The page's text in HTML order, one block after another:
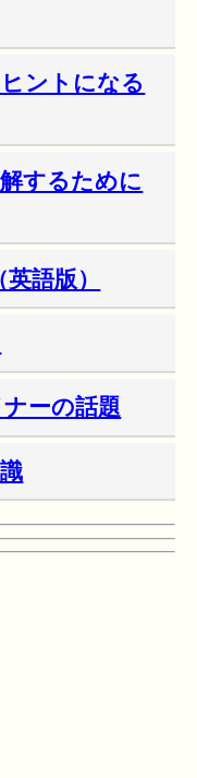
ントになる
するために
語版）
ーの話題